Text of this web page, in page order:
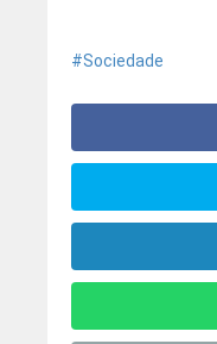
Sociedade